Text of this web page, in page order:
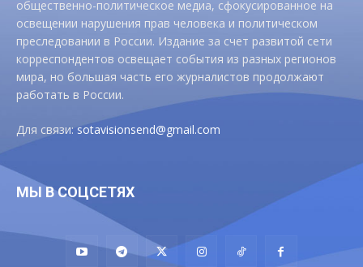
общественно-политическое медиа, сфокусированное на
освещении нарушения прав человека и политическом
преследовании в России. Издание за счет развитой сети
корреспондентов освещает события из разных регионов
мира, но большая часть его журналистов продолжают
работать в России.
Для связи:sotavisionsend@gmail.com
МЫ В СОЦСЕТЯХ